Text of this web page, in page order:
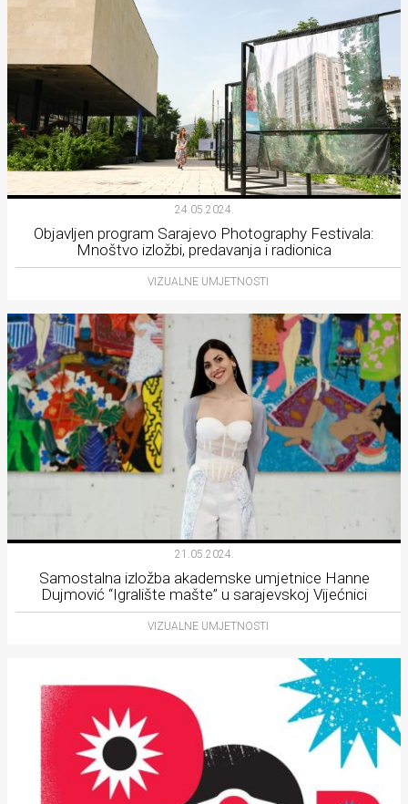
24.05.2024.
Objavljen program Sarajevo Photography Festivala:
Mnoštvo izložbi, predavanja i radionica
VIZUALNE UMJETNOSTI
21.05.2024.
Samostalna izložba akademske umjetnice Hanne
Dujmović “Igralište mašte” u sarajevskoj Vijećnici
VIZUALNE UMJETNOSTI